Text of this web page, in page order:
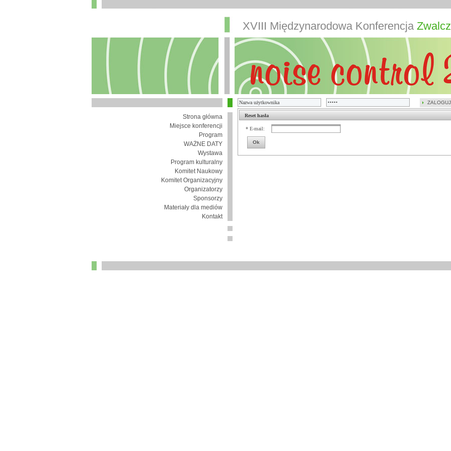
ZALOGUJ
XVIII Międzynarodowa Konferencja
Strona główna
Miejsce konferencji
Program
WAŻNE DATY
Wystawa
Program kulturalny
Komitet Naukowy
Komitet Organizacyjny
Organizatorzy
Sponsorzy
Materiały dla mediów
Kontakt
Reset hasła
* E-mail:
Ok